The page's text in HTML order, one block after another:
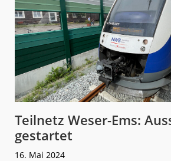
Teilnetz Weser-Ems:
gestartet
16. Mai 2024